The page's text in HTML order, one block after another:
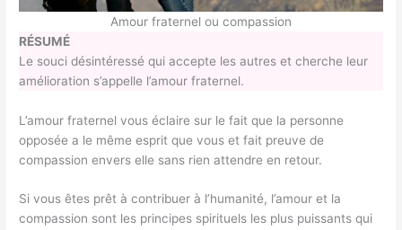
Amour fraternel ou compassion
RÉSUMÉ
Le souci désintéressé qui accepte les autres et cherche leur
amélioration s’appelle l’amour fraternel.
L’amour fraternel vous éclaire sur le fait que la personne
opposée a le même esprit que vous et fait preuve de
compassion envers elle sans rien attendre en retour.
Si vous êtes prêt à contribuer à l’humanité, l’amour et la
compassion sont les principes spirituels les plus puissants qui